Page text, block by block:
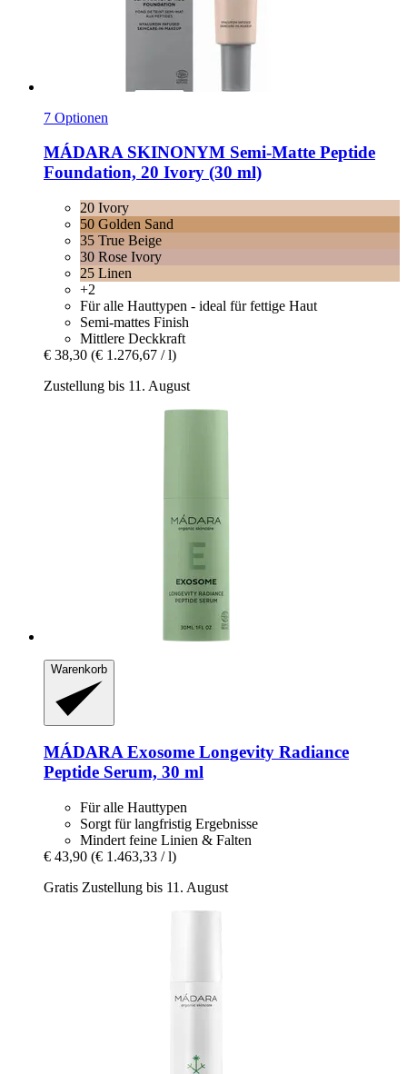
7 Optionen
MÁDARASKINONYM Semi-​Matte Peptide
Foundation, 20 Ivory (30 ml)
20 Ivory
50 Golden Sand
35 True Beige
30 Rose Ivory
25 Linen
+2
Für alle Hauttypen - ideal für fettige Haut
Semi-mattes Finish
Mittlere Deckkraft
€ 38,30 (€ 1.276,67 / l)
Zustellung bis 11. August
Warenkorb
MÁDARAExosome Longevity Radiance
Peptide Serum, 30 ml
Für alle Hauttypen
Sorgt für langfristig Ergebnisse
Mindert feine Linien & Falten
€ 43,90 (€ 1.463,33 / l)
Gratis Zustellung bis 11. August